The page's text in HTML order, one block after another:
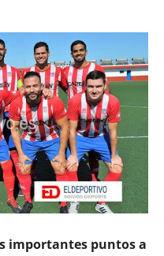
importantes puntos a